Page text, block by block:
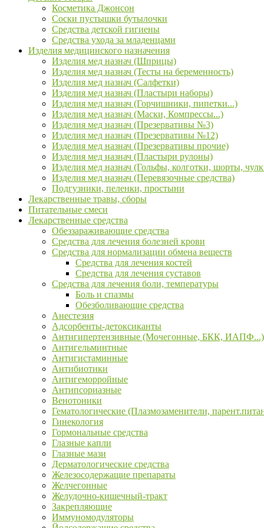
Косметика Джонсон
Соски пустышки бутылочки
Средства детской гигиены
Средства ухода за младенцами
Изделия медицинского назначения
Изделия мед назнач (Шприцы)
Изделия мед назнач (Тесты на беременность)
Изделия мед назнач (Салфетки)
Изделия мед назнач (Пластыри наборы)
Изделия мед назнач (Горчишники, пипетки...)
Изделия мед назнач (Маски, Компрессы...)
Изделия мед назнач (Презервативы №3)
Изделия мед назнач (Презервативы №12)
Изделия мед назнач (Презервативы прочие)
Изделия мед назнач (Пластыри рулоны)
Изделия мед назнач (Гольфы, колготки, шорты,
Изделия мед назнач (Перевязочные средства)
Подгузники, пеленки, простыни
Лекарственные травы, сборы
Питательные смеси
Лекарственные средства
Обеззараживающие средства
Средства для лечения болезней крови
Средства для нормализации обмена веществ
Средства для лечения костей
Средства для лечения суставов
Средства для лечения боли, температуры
Боль и спазмы
Обезболивающие средства
Анестезия
Адсорбенты-детоксиканты
Антигипертензивные (Мочегонные, БКК, ИАПФ...)
Антигельминтные
Антигистаминные
Антибиотики
Антигеморройные
Антипсориазные
Венотоники
Гематологические (Плазмозаменители,
Гинекология
Гормональные средства
Глазные капли
Глазные мази
Дерматологические средства
Железосодержащие препараты
Желчегонные
Желудочно-кишечный-тракт
Закрепляющие
Иммуномодуляторы